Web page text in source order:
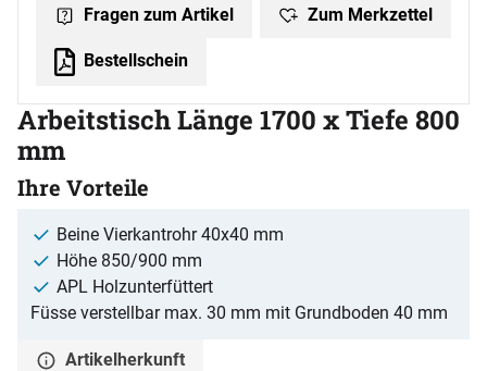
Fragen zum Artikel Zum Merkzettel
Bestellschein
Arbeitstisch Länge 1700 x Tiefe 800
mm
Ihre Vorteile
Beine Vierkantrohr 40x40 mm
Höhe 850/900 mm
APL Holzunterfüttert
Füsse verstellbar max. 30 mm mit Grundboden 40 mm
Artikelherkunft